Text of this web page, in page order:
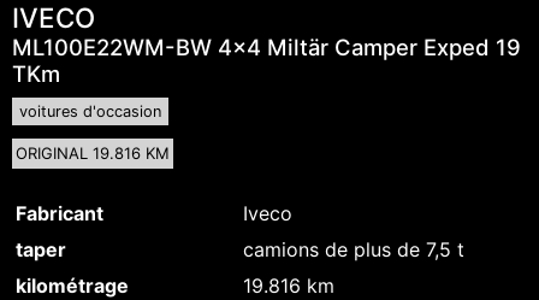
IVECO
ML100E22WM-BW 4x4 Miltär Camper Exped 19
TKm
voitures d'occasion
ORIGINAL 19.816 KM
Fabricant
Iveco
taper
camions de plus de 7,5 t
kilométrage
19.816 km